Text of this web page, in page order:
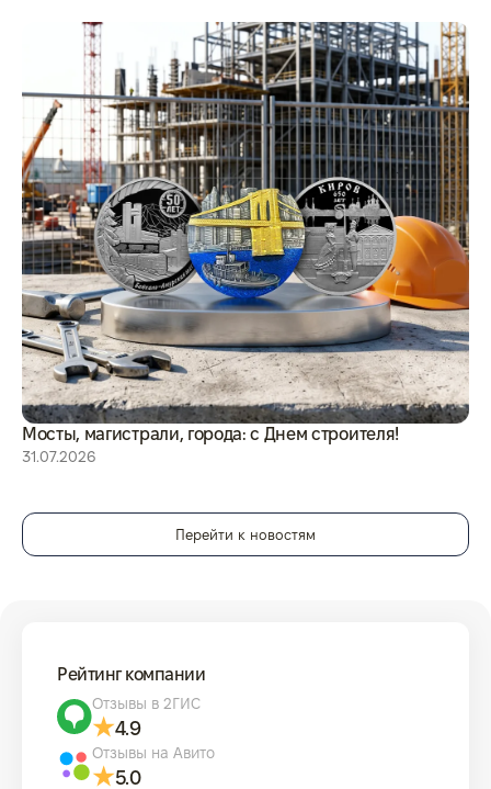
Перейти к новостям
Мосты, магистрали, города: с Днем строителя!
31.07.2026
Рейтинг компании
Отзывы в 2ГИС
4.9
Отзывы на Авито
5.0